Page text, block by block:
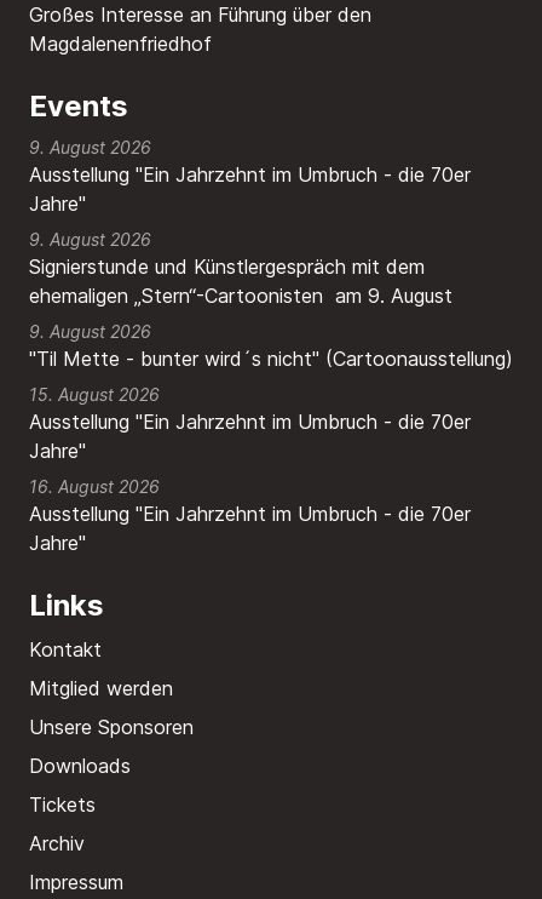
Großes Interesse an Führung über den
Magdalenenfriedhof
Events
9. August 2026
Ausstellung "Ein Jahrzehnt im Umbruch - die 70er
Jahre"
9. August 2026
Signierstunde und Künstlergespräch mit dem
ehemaligen „Stern“-Cartoonisten am 9. August
9. August 2026
"Til Mette - bunter wird´s nicht" (Cartoonausstellung)
15. August 2026
Ausstellung "Ein Jahrzehnt im Umbruch - die 70er
Jahre"
16. August 2026
Ausstellung "Ein Jahrzehnt im Umbruch - die 70er
Jahre"
Links
Kontakt
Mitglied werden
Unsere Sponsoren
Downloads
Tickets
Archiv
Impressum